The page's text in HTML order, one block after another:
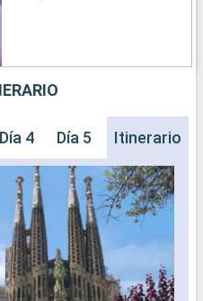
Día 4 Día 5 Día 6 Día
Itinerario